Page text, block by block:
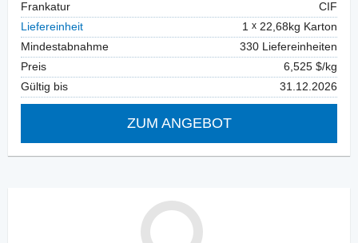
Frankatur
CIF
Liefereinheit
1
22,68kg Karton
Mindestabnahme
330 Liefereinheiten
Preis
6,525 $/kg
Gültig bis
31.12.2026
ZUM ANGEBOT